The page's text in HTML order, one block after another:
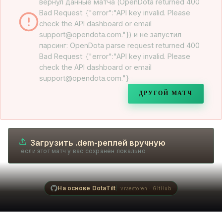
вернул данные матча (OpenDota returned 400
Bad Request: {"error":"API key invalid. Please
check the API dashboard or email
support@opendota.com."}) и не запустил
парсинг: OpenDota parse request returned 400
Bad Request: {"error":"API key invalid. Please
check the API dashboard or email
support@opendota.com."}
ДРУГОЙ МАТЧ
Загрузить .dem-реплей вручную
если этот матч у вас сохранён локально
На основе DotaTilt vraestoren · GitHub